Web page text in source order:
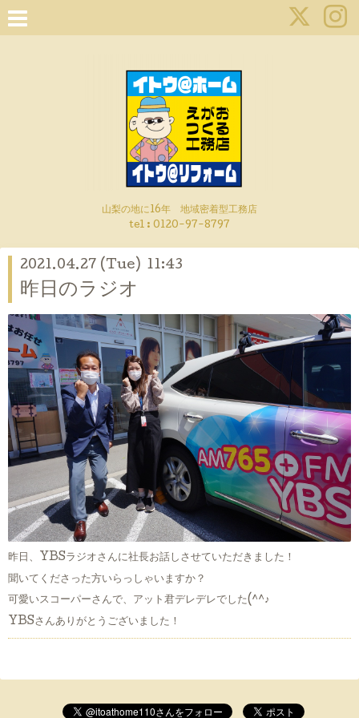
山梨の地に16年 地域密着型工務店
tel : 0120-97-8797
2021.04.27 (Tue) 11:43
昨日のラジオ
昨日、YBSラジオさんに社長お話しさせていただきました！
聞いてくださった方いらっしゃいますか？
可愛いスコーパーさんで、アット君デレデレでした(^^♪
YBSさんありがとうございました！